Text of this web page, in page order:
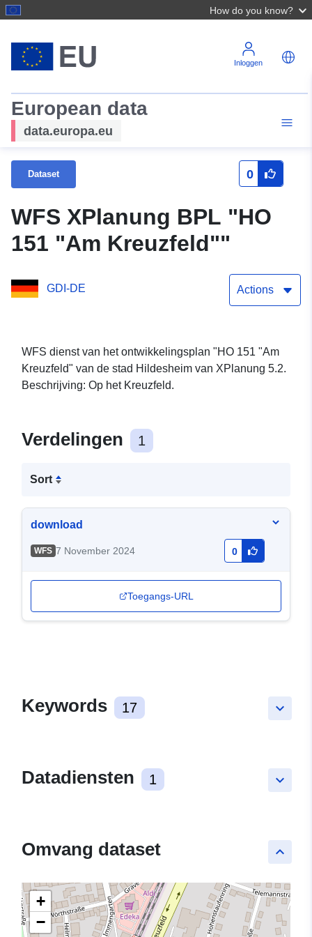
How do you know?
Inloggen
European data
data.europa.eu
Dataset 0
WFS XPlanung BPL "HO
151 "Am Kreuzfeld""
GDI-DE Actions
WFS dienst van het ontwikkelingsplan "HO 151 "Am
Kreuzfeld" van de stad Hildesheim van XPlanung 5.2.
Beschrijving: Op het Kreuzfeld.
Verdelingen 1
Sort
download
WFS 7 November 2024 0
Toegangs-URL
keyboard_arrow_down
Keywords 17
keyboard_arrow_down
Datadiensten 1
keyboard_arrow_up
Omvang dataset
+
−